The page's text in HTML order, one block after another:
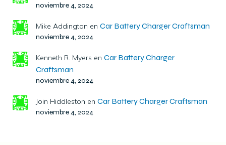
noviembre 4, 2024
Mike Addington en Car Battery Charger Craftsman
noviembre 4, 2024
Kenneth R. Myers en Car Battery Charger
Craftsman
noviembre 4, 2024
Join Hiddleston en Car Battery Charger Craftsman
noviembre 4, 2024